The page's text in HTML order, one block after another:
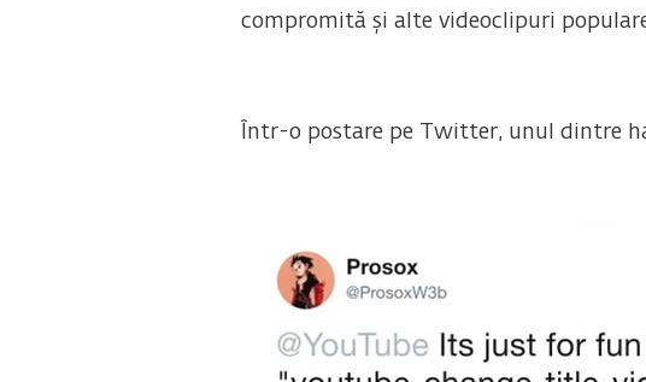
compromită și alte videoclipuri
Într-o postare pe Twitter, unul dintre